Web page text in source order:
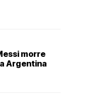
morre
Argentina